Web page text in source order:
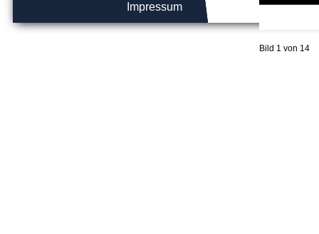
Impressum
Bild 1 von 14